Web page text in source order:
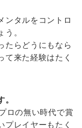
ンタルをコントロ
う。
たらどうにもなら
て来た経験はたく
。
ロの無い時代で賞
プレイヤーもたく